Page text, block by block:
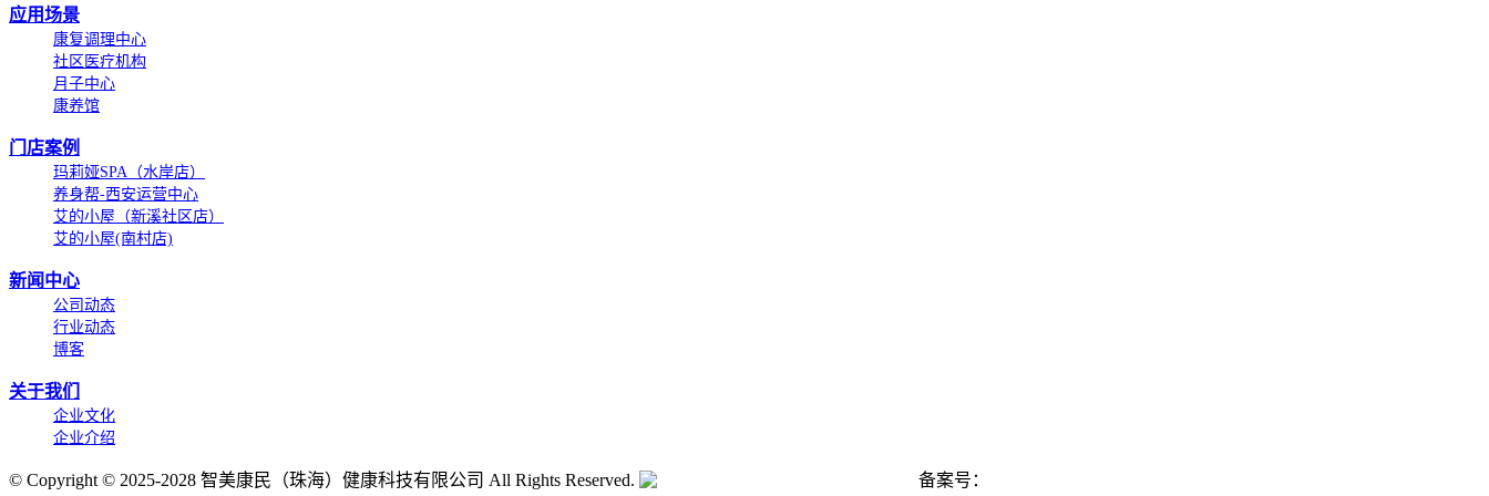
应用场景
康复调理中心
社区医疗机构
月子中心
康养馆
门店案例
玛莉娅SPA（水岸店）
养身帮-西安运营中心
艾的小屋（新溪社区店）
艾的小屋(南村店)
新闻中心
公司动态
行业动态
博客
关于我们
企业文化
企业介绍
© Copyright © 2025-2028 智美康民（珠海）健康科技有限公司 All Rights Reserved. 备案号：